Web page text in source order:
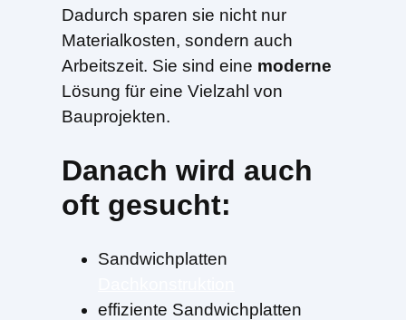
Dadurch sparen sie nicht nur
Materialkosten, sondern auch
Arbeitszeit. Sie sind eine moderne
Lösung für eine Vielzahl von
Bauprojekten.
Danach wird auch
oft gesucht:
Sandwichplatten
effiziente Sandwichplatten